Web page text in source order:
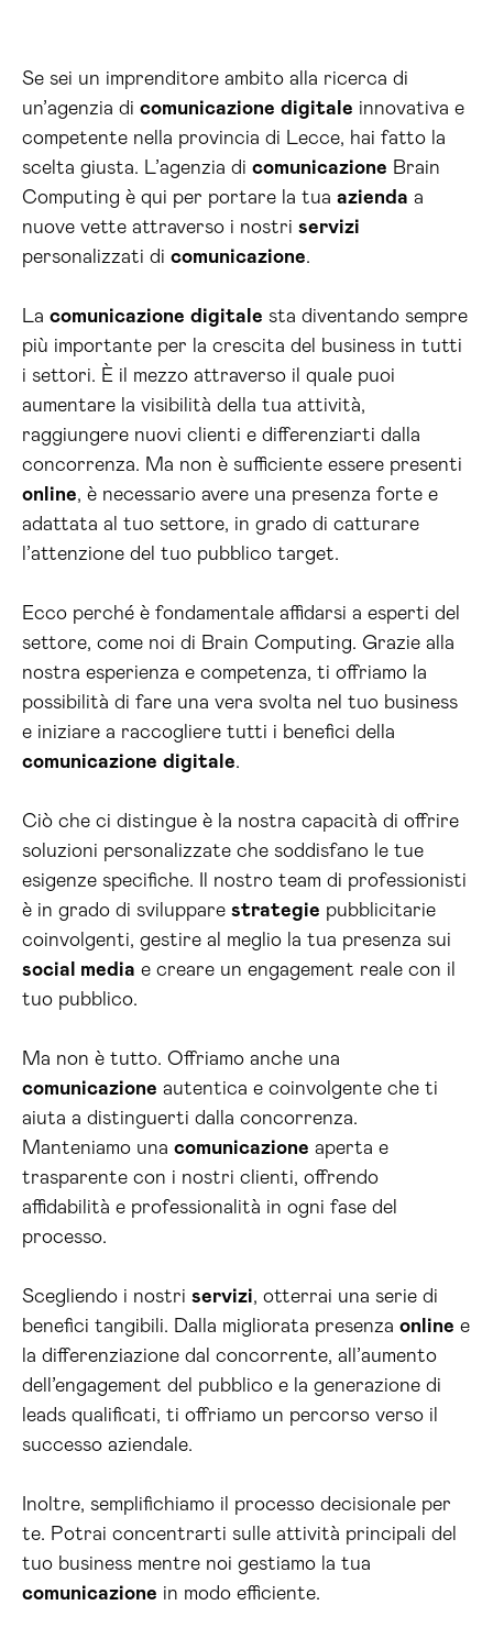
Se sei un imprenditore ambito alla ricerca di
un’agenzia di comunicazione digitale innovativa e
competente nella provincia di Lecce, hai fatto la
scelta giusta. L’agenzia di comunicazione Brain
Computing è qui per portare la tua azienda a
nuove vette attraverso i nostri servizi
personalizzati di comunicazione.
La comunicazione digitale sta diventando sempre
più importante per la crescita del business in tutti
i settori. È il mezzo attraverso il quale puoi
aumentare la visibilità della tua attività,
raggiungere nuovi clienti e differenziarti dalla
concorrenza. Ma non è sufficiente essere presenti
online, è necessario avere una presenza forte e
adattata al tuo settore, in grado di catturare
l’attenzione del tuo pubblico target.
Ecco perché è fondamentale affidarsi a esperti del
settore, come noi di Brain Computing. Grazie alla
nostra esperienza e competenza, ti offriamo la
possibilità di fare una vera svolta nel tuo business
e iniziare a raccogliere tutti i benefici della
comunicazione digitale.
Ciò che ci distingue è la nostra capacità di offrire
soluzioni personalizzate che soddisfano le tue
esigenze specifiche. Il nostro team di professionisti
è in grado di sviluppare strategie pubblicitarie
coinvolgenti, gestire al meglio la tua presenza sui
social media e creare un engagement reale con il
tuo pubblico.
Ma non è tutto. Offriamo anche una
comunicazione autentica e coinvolgente che ti
aiuta a distinguerti dalla concorrenza.
Manteniamo una comunicazione aperta e
trasparente con i nostri clienti, offrendo
affidabilità e professionalità in ogni fase del
processo.
Scegliendo i nostri servizi, otterrai una serie di
benefici tangibili. Dalla migliorata presenza online e
la differenziazione dal concorrente, all’aumento
dell’engagement del pubblico e la generazione di
leads qualificati, ti offriamo un percorso verso il
successo aziendale.
Inoltre, semplifichiamo il processo decisionale per
te. Potrai concentrarti sulle attività principali del
tuo business mentre noi gestiamo la tua
comunicazione in modo efficiente.